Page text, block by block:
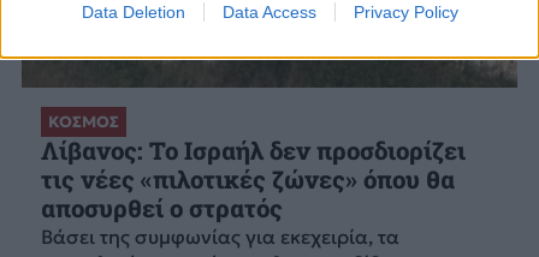
Data Deletion Data Access Privacy Policy
ΚΟΣΜΟΣ
Λίβανος: Το Ισραήλ δεν προσδιορίζει
τις νέες «πιλοτικές ζώνες» όπου θα
αποσυρθεί ο στρατός
Βάσει της συμφωνίας για εκεχειρία, τα